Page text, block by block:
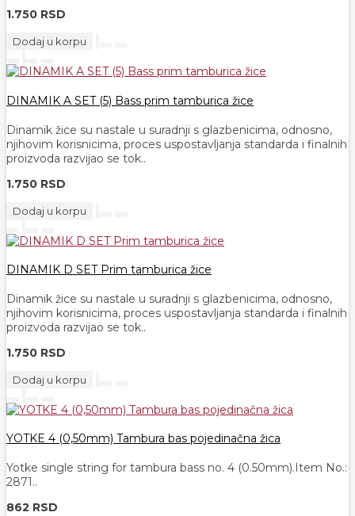
1.750 RSD
Dodaj u korpu
DINAMIK A SET (5) Bass prim tamburica žice
Dinamik žice su nastale u suradnji s glazbenicima, odnosno,
njihovim korisnicima, proces uspostavljanja standarda i finalnih
proizvoda razvijao se tok..
1.750 RSD
Dodaj u korpu
DINAMIK D SET Prim tamburica žice
Dinamik žice su nastale u suradnji s glazbenicima, odnosno,
njihovim korisnicima, proces uspostavljanja standarda i finalnih
proizvoda razvijao se tok..
1.750 RSD
Dodaj u korpu
YOTKE 4 (0,50mm) Tambura bas pojedinačna žica
Yotke single string for tambura bass no. 4 (0.50mm).Item No.:
2871..
862 RSD